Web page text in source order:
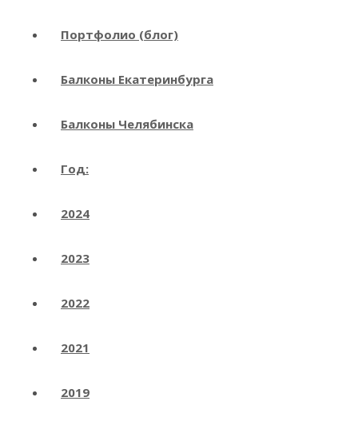
Портфолио (блог)
Балконы Екатеринбурга
Балконы Челябинска
Год:
2024
2023
2022
2021
2019